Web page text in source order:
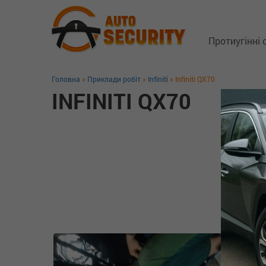
Замки
Блокіратори
GSM
Технологія
Захист від
Додаткове
Головна » Приклади робіт » Infiniti » Infiniti QX70
INFINITI QX70